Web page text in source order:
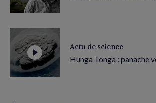
Actu de science
Hunga Tonga : panache